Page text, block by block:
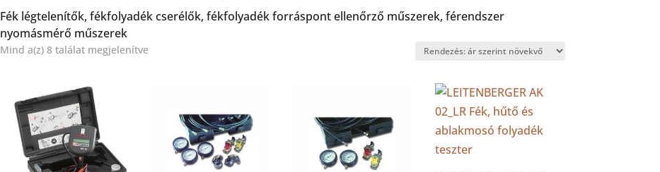
Fék légtelenítők, fékfolyadék cserélők, fékfolyadék forráspont ellenőrző műszerek, férendszer
nyomásmérő műszerek
Mind a(z) 8 találat megjelenítveSorted